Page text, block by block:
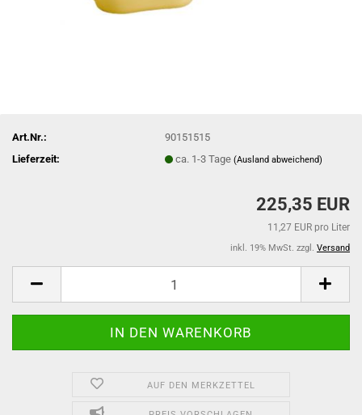
Art.Nr.:
90151515
Lieferzeit:
ca. 1-3 Tage(Ausland abweichend)
225,35 EUR
11,27 EUR pro Liter
inkl. 19% MwSt. zzgl. Versand
AUF DEN MERKZETTEL